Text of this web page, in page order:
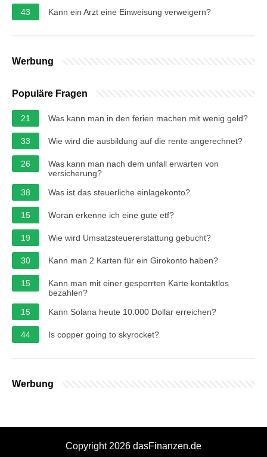
43 Kann ein Arzt eine Einweisung verweigern?
Werbung
Populäre Fragen
21 Was kann man in den ferien machen mit wenig geld?
33 Wie wird die ausbildung auf die rente angerechnet?
26
Was kann man nach dem unfall erwarten von
versicherung?
38
Was ist das steuerliche einlagekonto?
15 Woran erkenne ich eine gute etf?
19 Wie wird Umsatzsteuererstattung gebucht?
30 Kann man 2 Karten für ein Girokonto haben?
15
Kann man mit einer gesperrten Karte kontaktlos
bezahlen?
15
Kann Solana heute 10.000 Dollar erreichen?
44 Is copper going to skyrocket?
Werbung
Copyright 2026 dasFinanzen.de